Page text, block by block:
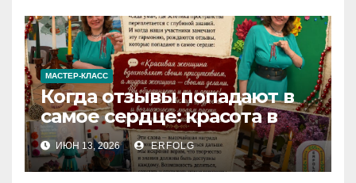
МАСТЕР-КЛАСС
Когда отзывы попадают в
самое сердце: красота в
деталях и сила в делах!
ИЮН 13, 2026 ERFOLG